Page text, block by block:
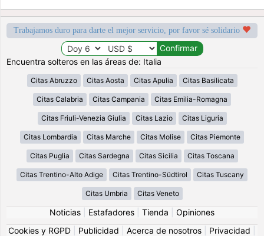
Trabajamos duro para darte el mejor servicio, por favor sé solidario
Encuentra solteros en las áreas de: Italia
Citas Abruzzo Citas Aosta Citas Apulia Citas Basilicata
Citas Calabria Citas Campania Citas Emilia-Romagna
Citas Friuli-Venezia Giulia Citas Lazio Citas Liguria
Citas Lombardia Citas Marche Citas Molise Citas Piemonte
Citas Puglia Citas Sardegna Citas Sicilia Citas Toscana
Citas Trentino-Alto Adige Citas Trentino-Südtirol Citas Tuscany
Citas Umbria Citas Veneto
Noticias Estafadores Tienda
Opiniones
Cookies y RGPD
Publicidad Acerca de nosotros Privacidad